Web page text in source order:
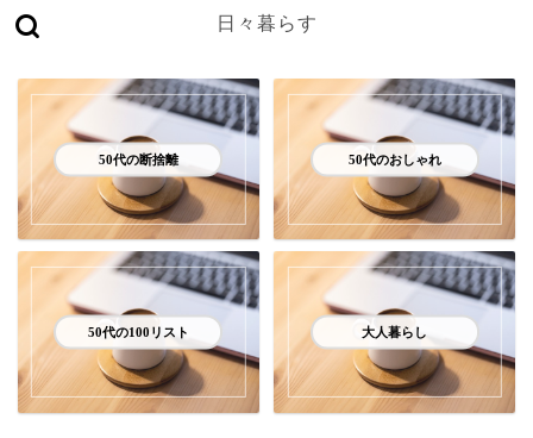
日々暮らす
50代の断捨離 50代のおしゃれ
50代の100リスト 大人暮らし